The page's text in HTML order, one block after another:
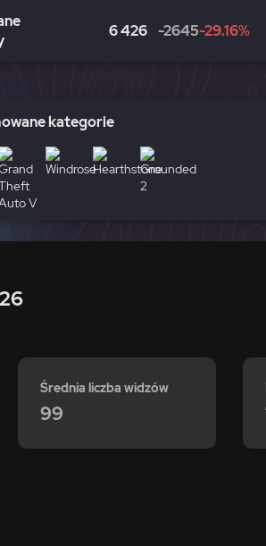
6 426 -2645-29.16%
kategorie
Średnia liczba widzów
99